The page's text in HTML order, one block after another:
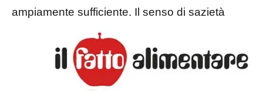
ampiamente sufficiente. Il senso di sazietà